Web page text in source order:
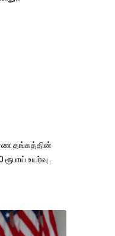
தங்கத்தின்
உயர்வு .